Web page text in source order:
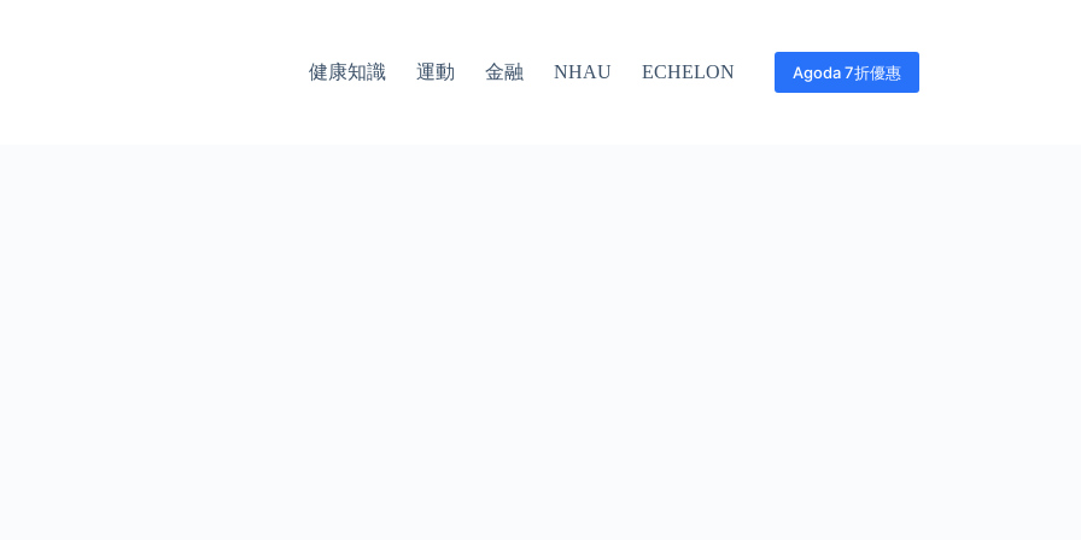
健康知識 運動 金融 NHAU ECHELON Agoda 7折優惠